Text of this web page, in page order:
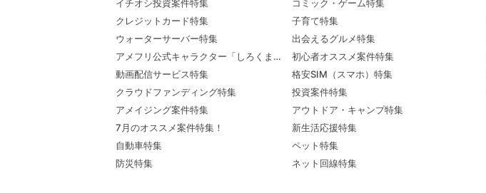
イチオシ投資案件特集
クレジットカード特集
ウォーターサーバー特集
アメフリ公式キャラクター「しろくま先輩」プロフィール
動画配信サービス特集
クラウドファンディング特集
アメイジング案件特集
7月のオススメ案件特集！
自動車特集
防災特集
コミック・ゲーム特集
子育て特集
出会えるグルメ特集
初心者オススメ案件特集
格安SIM（スマホ）特集
投資案件特集
アウトドア・キャンプ特集
新生活応援特集
ペット特集
ネット回線特集